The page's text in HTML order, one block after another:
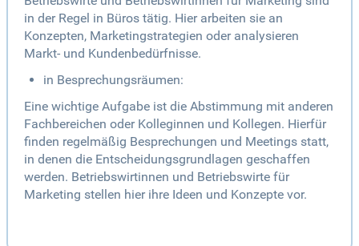
in der Regel in Büros tätig. Hier arbeiten sie an
Konzepten, Marketingstrategien oder analysieren
Markt- und Kundenbedürfnisse.
in Besprechungsräumen:
Eine wichtige Aufgabe ist die Abstimmung mit anderen
Fachbereichen oder Kolleginnen und Kollegen. Hierfür
finden regelmäßig Besprechungen und Meetings statt,
in denen die Entscheidungsgrundlagen geschaffen
werden. Betriebswirtinnen und Betriebswirte für
Marketing stellen hier ihre Ideen und Konzepte vor.